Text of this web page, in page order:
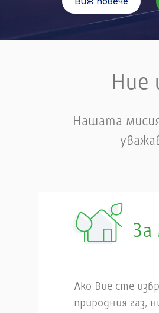
Ние
Нашата
Ако Вие сте
природния газ,